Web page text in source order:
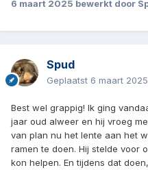
6 maart 2025 bewerkt door
Spud
Geplaatst 6 maart 2025
Best wel grappig! Ik ging
jaar oud alweer en hij vroeg
van plan nu het lente aan het
ramen te doen. Hij stelde voor
kon helpen. En tijdens dat